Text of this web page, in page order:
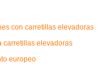
con carretillas elevadoras
carretillas elevadoras
europeo